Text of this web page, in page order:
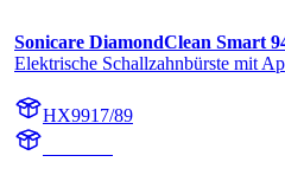
Sonicare DiamondClean Smart
Elektrische Schallzahnbürste mit
HX9917/89